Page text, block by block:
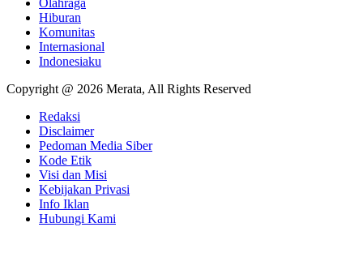
Hiburan
Komunitas
Internasional
Indonesiaku
Copyright @ 2026 Merata, All Rights Reserved
Redaksi
Disclaimer
Pedoman Media Siber
Kode Etik
Visi dan Misi
Kebijakan Privasi
Info Iklan
Hubungi Kami